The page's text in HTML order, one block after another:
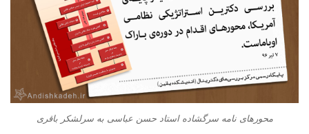
محورهای نامه سرگشاده استاد حسن عباسی به سرلشکر باقری